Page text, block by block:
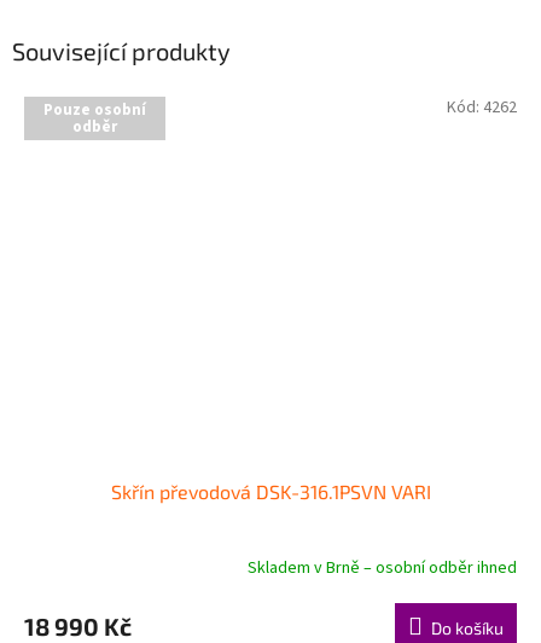
Související produkty
Pouze osobní
odběr
Skřín převodová DSK-316.1PSVN VARI
Skladem v Brně – osobní odběr ihned
18 990 Kč Do košíku
Kód: 4262